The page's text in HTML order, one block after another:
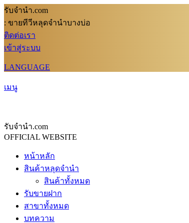
รับจํานํา.com
: ขายทีวีหลุดจำนำบางบ่อ
ติดต่อเรา
เข้าสู่ระบบ
LANGUAGE
เมนู
รับจํานํา.com
OFFICIAL WEBSITE
หน้าหลัก
สินค้าหลุดจำนำ
สินค้าทั้งหมด
รับขายฝาก
สาขาทั้งหมด
บทความ